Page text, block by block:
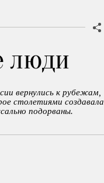
люди
вернулись к рубежам,
столетиями создавала
подорваны.